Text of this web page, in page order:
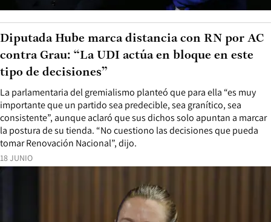
18 JUNIO
La parlamentaria del gremialismo planteó que para ella “es muy
importante que un partido sea predecible, sea granítico, sea
consistente”, aunque aclaró que sus dichos solo apuntan a marcar
la postura de su tienda. “No cuestiono las decisiones que pueda
tomar Renovación Nacional”, dijo.
Diputada Hube marca distancia con RN por AC
contra Grau: “La UDI actúa en bloque en este
tipo de decisiones”